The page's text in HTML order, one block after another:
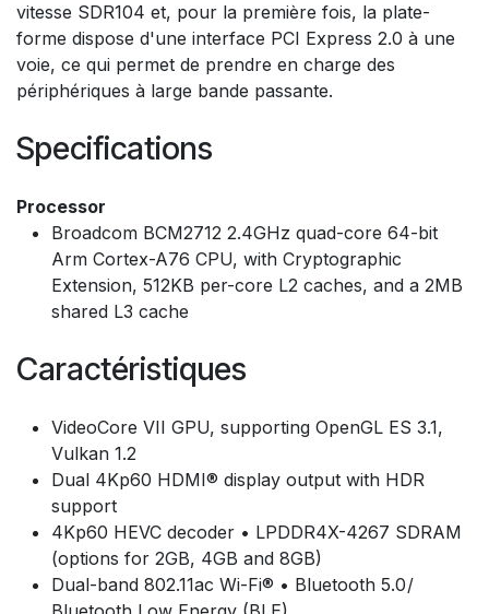
vitesse SDR104 et, pour la première fois, la plate-
forme dispose d'une interface PCI Express 2.0 à une
voie, ce qui permet de prendre en charge des
périphériques à large bande passante.
Specifications
Processor
Broadcom BCM2712 2.4GHz quad-core 64-bit
Arm Cortex-A76 CPU, with Cryptographic
Extension, 512KB per-core L2 caches, and a 2MB
shared L3 cache
Caractéristiques
VideoCore VII GPU, supporting OpenGL ES 3.1,
Vulkan 1.2
Dual 4Kp60 HDMI® display output with HDR
support
4Kp60 HEVC decoder • LPDDR4X-4267 SDRAM
(options for 2GB, 4GB and 8GB)
Dual-band 802.11ac Wi-Fi® • Bluetooth 5.0 /